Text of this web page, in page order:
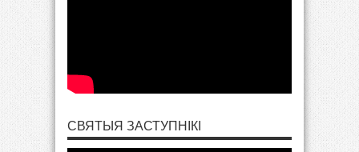
СВЯТЫЯ ЗАСТУПНІКІ